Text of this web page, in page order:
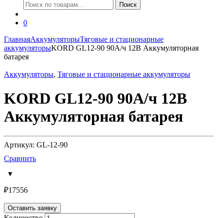
Искать:
Поиск
0
ГлавнаяАккумуляторыТяговые и стационарные
аккумуляторыKORD GL12-90 90А/ч 12В Аккумуляторная
батарея
Аккумуляторы, Тяговые и стационарные аккумуляторы
KORD GL12-90 90А/ч 12В
Аккумуляторная батарея
Артикул: GL-12-90
Сравнить
₽17556
Оставить заявку